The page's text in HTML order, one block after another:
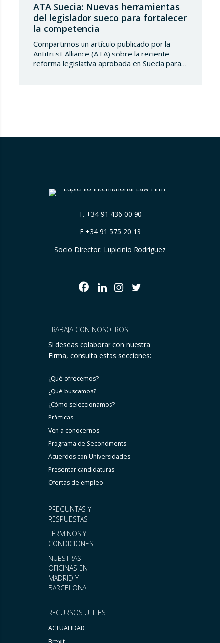
ATA Suecia: Nuevas herramientas
del legislador sueco para fortalecer
la competencia
Compartimos un artículo publicado por la
Antitrust Alliance (ATA) sobre la reciente
reforma legislativa aprobada en Suecia para
T. +34 91 436 00 90
F +34 91 575 20 18
Socio Director: Lupicinio Rodríguez
RECURSOS UTILES
ACTUALIDAD
Brexit
PREGUNTAS Y
RESPUESTAS
TÉRMINOS Y
CONDICIONES
NUESTRAS
OFICINAS EN
MADRID Y
BARCELONA
TRABAJA CON NOSOTROS
Si deseas colaborar con nuestra
Firma, consulta estas secciones:
¿Qué ofrecemos?
¿Qué buscamos?
¿Cómo seleccionamos?
Prácticas
Ven a conocernos
Programa de Secondments
Acuerdos con Universidades
Presentar candidaturas
Ofertas de empleo